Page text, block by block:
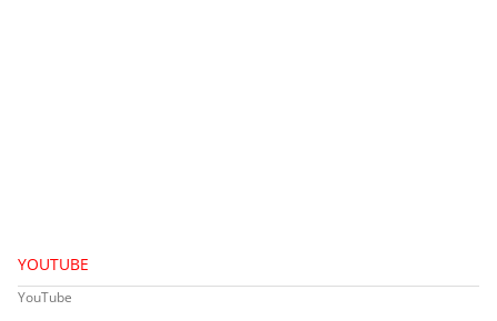
YOUTUBE
YouTube